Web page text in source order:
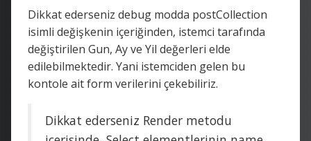
Dikkat ederseniz debug modda postCollection
isimli değişkenin içeriğinden, istemci tarafında
değiştirilen Gun, Ay ve Yil değerleri elde
edilebilmektedir. Yani istemciden gelen bu
kontole ait form verilerini çekebiliriz.
Dikkat ederseniz Render metodu